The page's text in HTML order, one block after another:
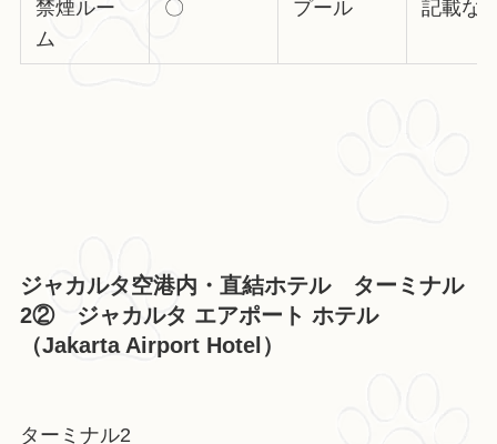
禁煙ルー
ム
〇 プール 記載な
ジャカルタ空港内・直結ホテル ターミナル
2② ジャカルタ エアポート ホテル
（Jakarta Airport Hotel）
ターミナル2